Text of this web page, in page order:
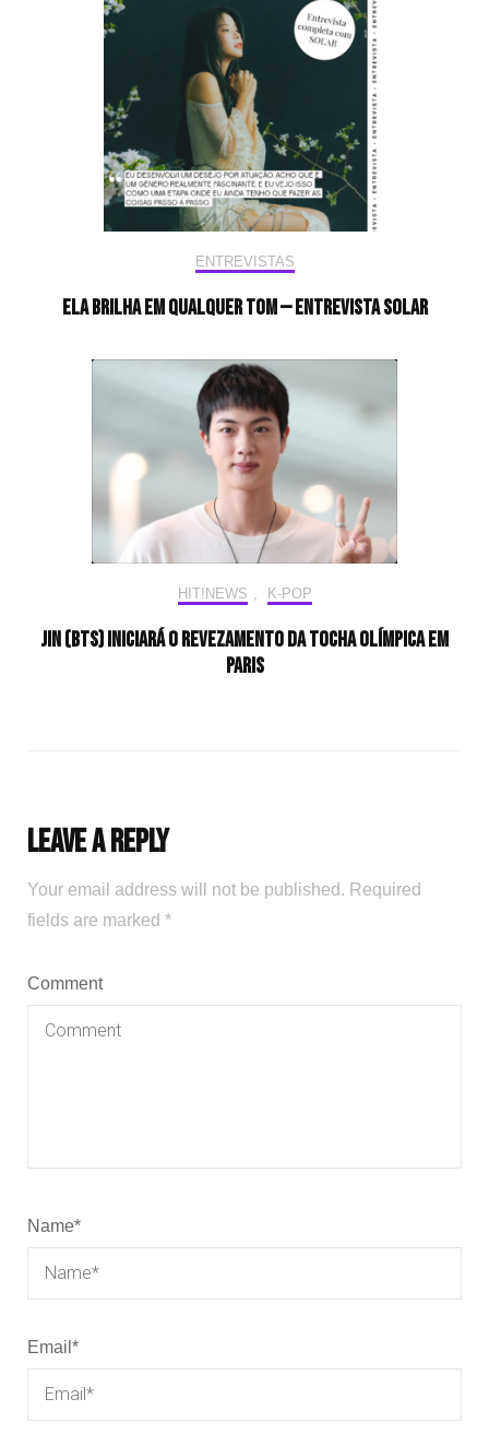
ENTREVISTAS
Ela brilha em qualquer tom — Entrevista Solar
HIT!NEWS K-POP
Jin (BTS) iniciará o revezamento da tocha olímpica em
Paris
Leave a Reply
Your email address will not be published. Required
fields are marked *
Comment
Name*
Email *